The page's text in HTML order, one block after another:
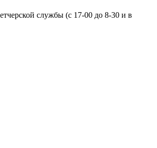
службы (с 17-00 до 8-30 и в